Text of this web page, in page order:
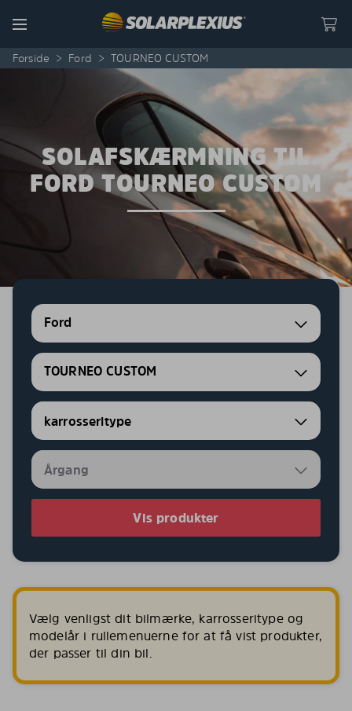
Menu
Forside > Ford > TOURNEO CUSTOM
SOLAFSKÆRMNING TIL
FORD TOURNEO CUSTOM
Ford
TOURNEO CUSTOM
Vis produkter
Vælg venligst dit bilmærke, karrosseritype og
modelår i rullemenuerne for at få vist produkter,
der passer til din bil.